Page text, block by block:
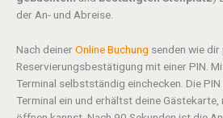
der An- und Abreise.
Nach deinerOnline Buchung senden wie dir
Reservierungsbestätigung mit einer PIN.
Terminal selbstständig einchecken. Die
Terminal ein und erhältst deine